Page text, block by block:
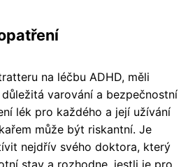
na léčbu ADHD, měli
varování a bezpečnostní
lék pro každého a její užívání
může být riskantní. Je
nejdřív svého doktora, který
stav a rozhodne, jestli je pro